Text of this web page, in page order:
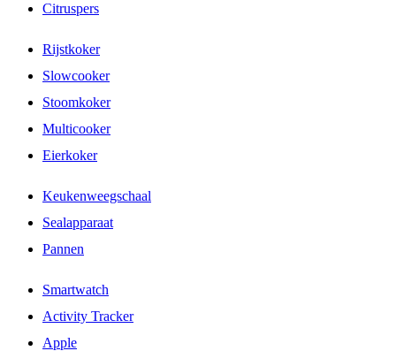
Citruspers
Rijstkoker
Slowcooker
Stoomkoker
Multicooker
Eierkoker
Keukenweegschaal
Sealapparaat
Pannen
Smartwatch
Activity Tracker
Apple